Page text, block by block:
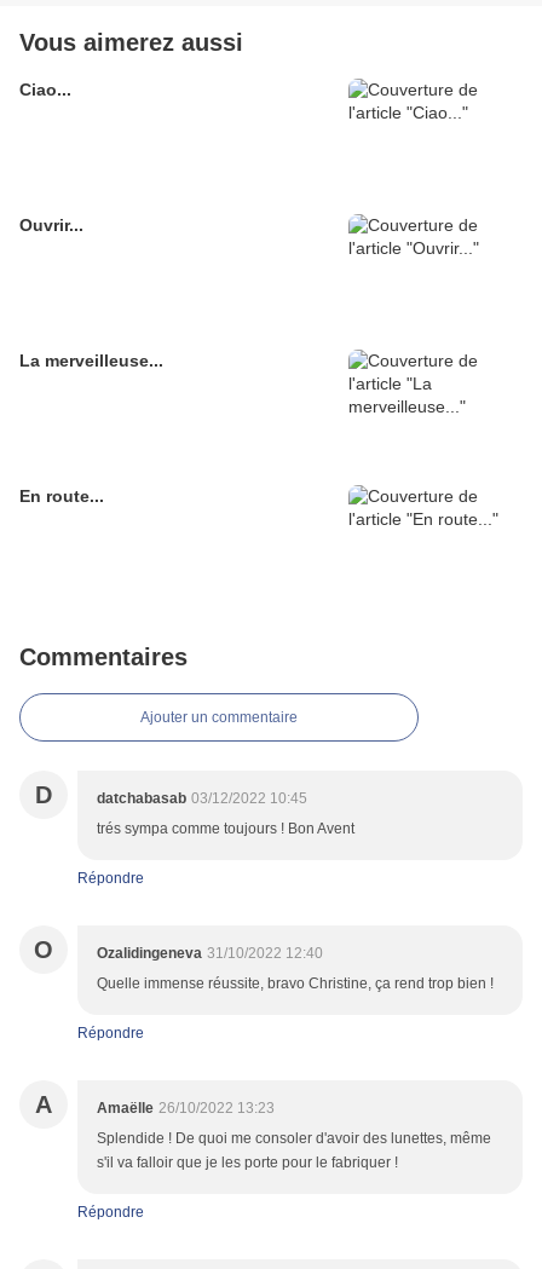
Vous aimerez aussi
Ciao...
Ouvrir...
La merveilleuse...
En route...
Commentaires
Ajouter un commentaire
D datchabasab 03/12/2022 10:45
trés sympa comme toujours ! Bon Avent
Répondre
O Ozalidingeneva 31/10/2022 12:40
Quelle immense réussite, bravo Christine, ça rend trop bien !
Répondre
A Amaëlle 26/10/2022 13:23
Splendide ! De quoi me consoler d'avoir des lunettes, même
s'il va falloir que je les porte pour le fabriquer !
Répondre